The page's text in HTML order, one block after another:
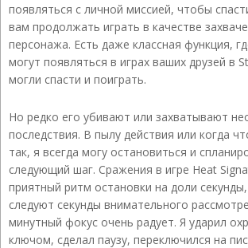
появляться с личной миссией, чтобы
вам продолжать играть в качестве
персонажа. Есть даже классная функция,
могут появляться в играх ваших друзей в
могли спасти и поиграть.
Но редко его убивают или захватывают
последствия. В пылу действия или когда
так, я всегда могу остановиться и
следующий шаг. Сражения в игре Heat
приятный ритм остановки на доли
следуют секунды внимательного
минутный фокус очень радует. Я ударил
ключом, сделал паузу, переключился на